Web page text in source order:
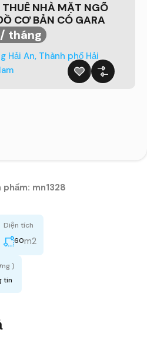
NHÀ MẶT NGÕ
CƠ BẢN CÓ GARA
tháng
Hải An, Thành phố Hải
phẩm: mn1328
Diện tích
60m2
)
tin